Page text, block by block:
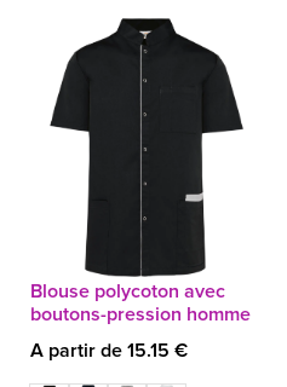
Blouse polycoton avec
boutons-pression homme
A partir de 15.15 €